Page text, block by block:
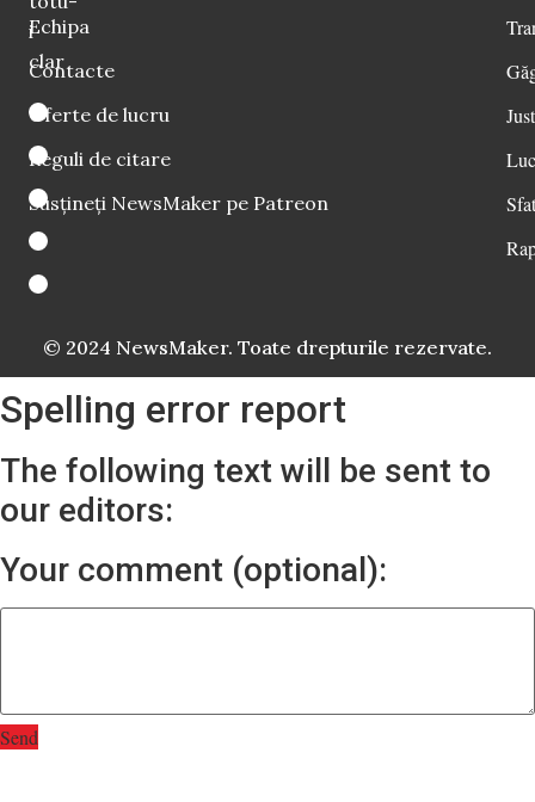
i
clar
Echipa
Contacte
Oferte de lucru
Reguli de citare
Susțineți NewsMaker pe Patreon
© 2024 NewsMaker. Toate drepturile rezervate.
Spelling error report
The following text will be sent to
our editors:
Your comment (optional):
Send